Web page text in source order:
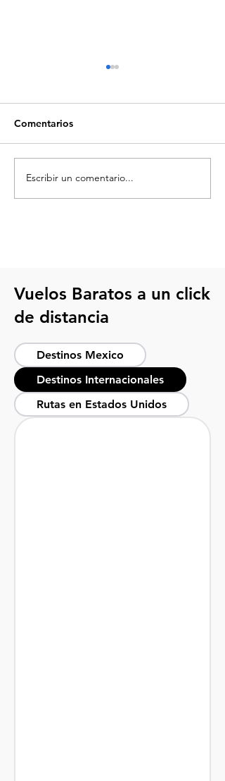
6 Tips para viajar a
Nueva York sin gastar de
Comentarios
Escribir un comentario...
Vuelos Baratos a un click
de distancia
Destinos Mexico
Destinos Internacionales
Rutas en Estados Unidos